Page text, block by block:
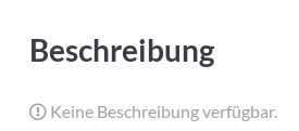
Beschreibung
Keine Beschreibung verfügbar.